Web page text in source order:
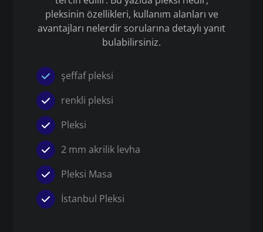
pleksinin özellikleri, kullanım alanları ve
avantajları nelerdir sorularına detaylı yanıt
bulabilirsiniz.
şeffaf pleksi
renkli pleksi
Pleksi
2 mm akrilik levha
Pleksi Masa
İstanbul Pleksi